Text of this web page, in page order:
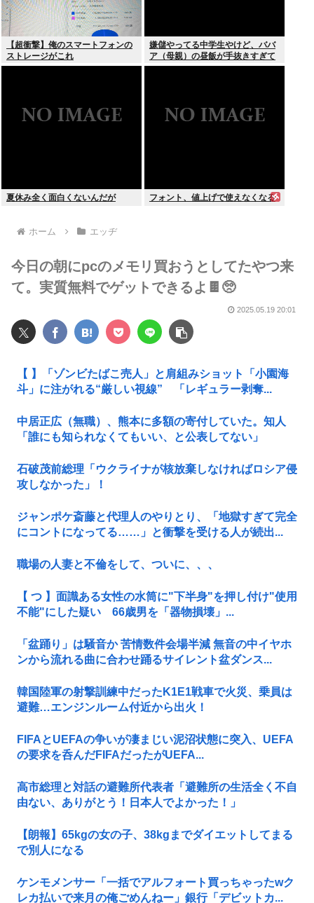
【超衝撃】俺のスマートフォンの
ストレージがこれ
嫌儲やってる中学生やけど、ババ
ア（母親）の昼飯が手抜きすぎて
キレそう
夏休み全く面白くないんだが フォント、値上げで使えなくなる
ホーム エッヂ
今日の朝にpcのメモリ買おうとしてたやつ来
て。実質無料でゲットできるよ🍫🥺
2025.05.19 20:01
【 】「ゾンビたばこ売人」と肩組みショット「小園海
斗」に注がれる“厳しい視線” 「レギュラー剥奪...
中居正広（無職）、熊本に多額の寄付していた。知人
「誰にも知られなくてもいい、と公表してない」
石破茂前総理「ウクライナが核放棄しなければロシア侵
攻しなかった」！
ジャンポケ斎藤と代理人のやりとり、「地獄すぎて完全
にコントになってる……」と衝撃を受ける人が続出...
職場の人妻と不倫をして、ついに、、、
【 つ 】面識ある女性の水筒に"下半身"を押し付け"使用
不能"にした疑い 66歳男を「器物損壊」...
「盆踊り」は騒音か 苦情数件会場半減 無音の中イヤホ
ンから流れる曲に合わせ踊るサイレント盆ダンス...
韓国陸軍の射撃訓練中だったK1E1戦車で火災、乗員は
避難…エンジンルーム付近から出火！
FIFAとUEFAの争いが凄まじい泥沼状態に突入、UEFA
の要求を呑んだFIFAだったがUEFA...
高市総理と対話の避難所代表者「避難所の生活全く不自
由ない、ありがとう！日本人でよかった！」
【朗報】65kgの女の子、38kgまでダイエットしてまる
で別人になる
ケンモメンサー「一括でアルフォート買っちゃったwク
レカ払いで来月の俺ごめんねー」銀行「デビットカ...